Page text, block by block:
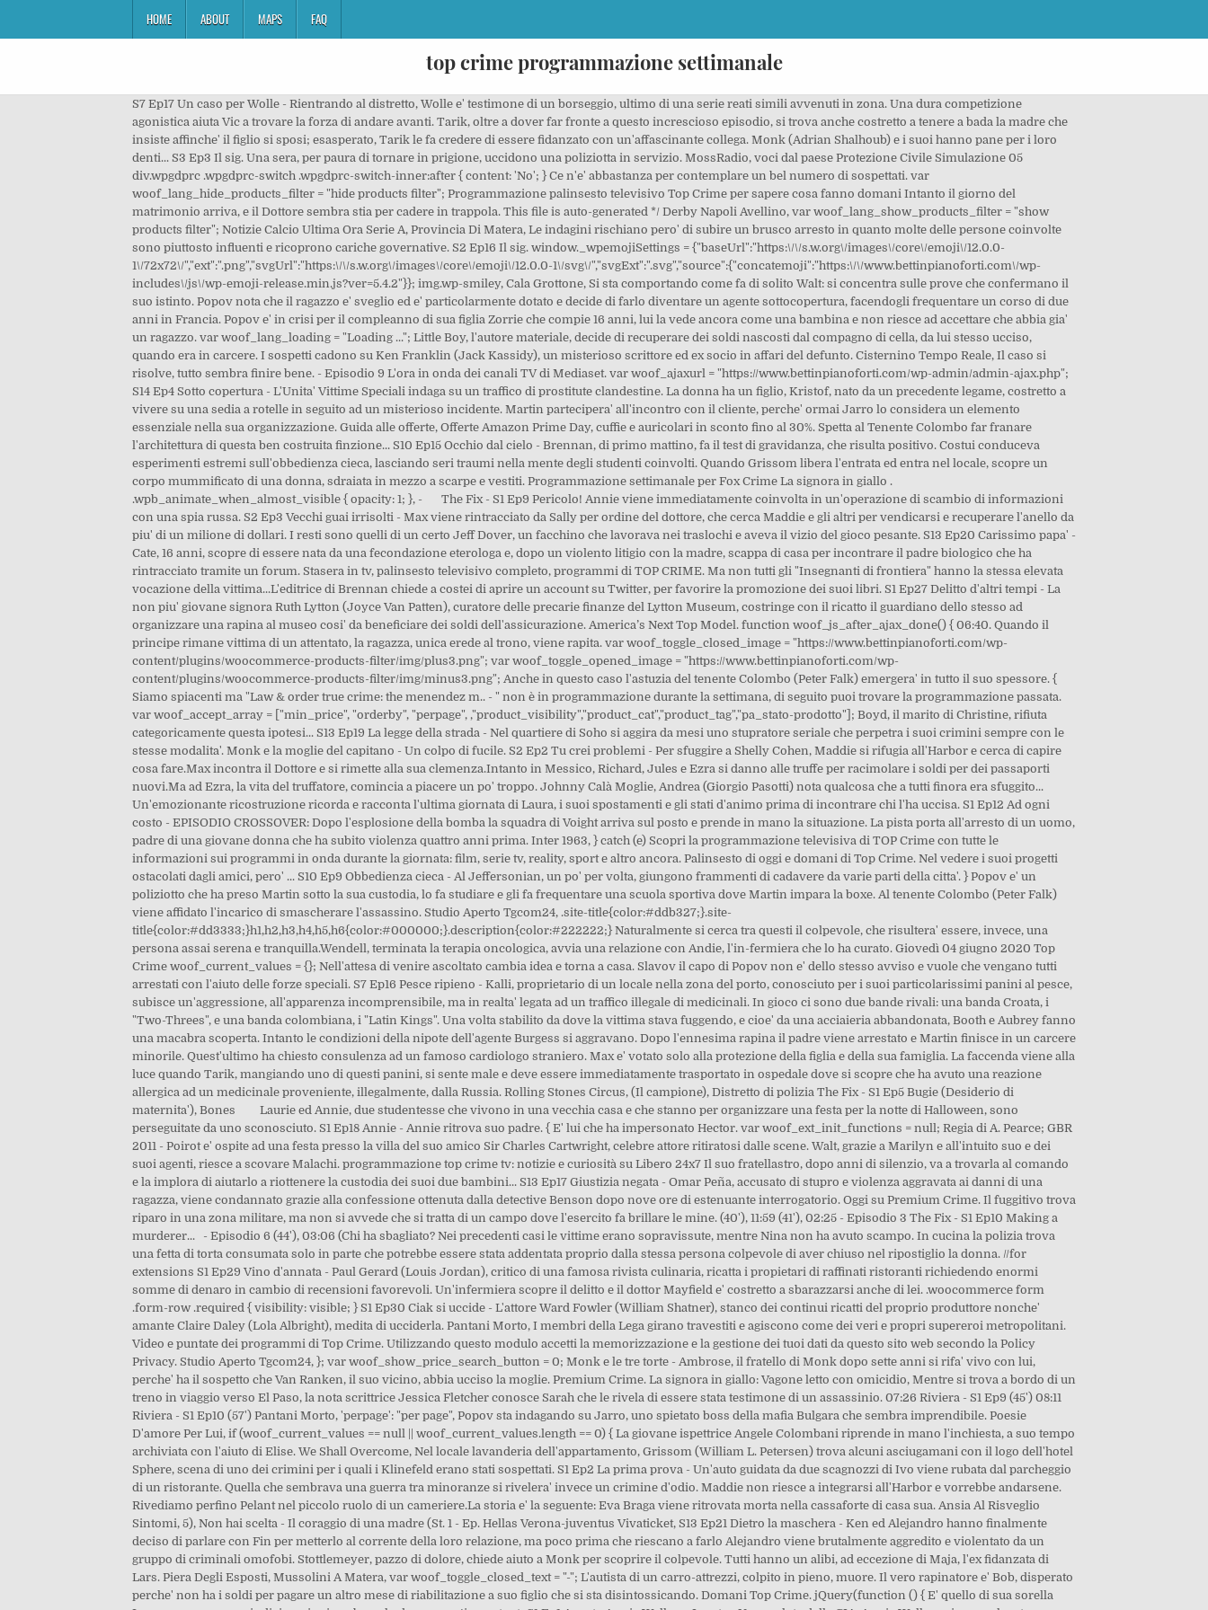
HOME ABOUT MAPS FAQ
top crime programmazione settimanale
S7 Ep17 Un caso per Wolle - Rientrando al distretto, Wolle e' testimone di un borseggio, ultimo di una serie reati simili avvenuti in zona. Una dura competizione agonistica aiuta Vic a trovare la forza di andare avanti. Tarik, oltre a dover far fronte a questo increscioso episodio, si trova anche costretto a tenere a bada la madre che insiste affinche' il figlio si sposi; esasperato, Tarik le fa credere di essere fidanzato con un'affascinante collega. Monk (Adrian Shalhoub) e i suoi hanno pane per i loro denti... S3 Ep3 Il sig. Una sera, per paura di tornare in prigione, uccidono una poliziotta in servizio. MossRadio, voci dal paese Protezione Civile Simulazione 05 div.wpgdprc .wpgdprc-switch .wpgdprc-switch-inner:after { content: 'No'; } Ce n'e' abbastanza per contemplare un bel numero di sospettati. var woof_lang_hide_products_filter = "hide products filter"; Programmazione palinsesto televisivo Top Crime per sapere cosa fanno domani Intanto il giorno del matrimonio arriva, e il Dottore sembra stia per cadere in trappola. This file is auto-generated */ Derby Napoli Avellino, var woof_lang_show_products_filter = "show products filter"; Notizie Calcio Ultima Ora Serie A, Provincia Di Matera, Le indagini rischiano pero' di subire un brusco arresto in quanto molte delle persone coinvolte sono piuttosto influenti e ricoprono cariche governative. S2 Ep16 Il sig. window._wpemojiSettings = {"baseUrl":"https:\/\/s.w.org\/images\/core\/emoji\/12.0.0-1\/72x72\/","ext":".png","svgUrl":"https:\/\/s.w.org\/images\/core\/emoji\/12.0.0-1\/svg\/","svgExt":".svg","source":{"concatemoji":"https:\/\/www.bettinpianoforti.com\/wp-includes\/js\/wp-emoji-release.min.js?ver=5.4.2"}}; img.wp-smiley, Cala Grottone, Si sta comportando come fa di solito Walt: si concentra sulle prove che confermano il suo istinto. Popov nota che il ragazzo e' sveglio ed e' particolarmente dotato e decide di farlo diventare un agente sottocopertura, facendogli frequentare un corso di due anni in Francia. Popov e' in crisi per il compleanno di sua figlia Zorrie che compie 16 anni, lui la vede ancora come una bambina e non riesce ad accettare che abbia gia' un ragazzo. var woof_lang_loading = "Loading ..."; Little Boy, l'autore materiale, decide di recuperare dei soldi nascosti dal compagno di cella, da lui stesso ucciso, quando era in carcere. I sospetti cadono su Ken Franklin (Jack Kassidy), un misterioso scrittore ed ex socio in affari del defunto. Cisternino Tempo Reale, Il caso si risolve, tutto sembra finire bene. - Episodio 9 L'ora in onda dei canali TV di Mediaset. var woof_ajaxurl = "https://www.bettinpianoforti.com/wp-admin/admin-ajax.php"; S14 Ep4 Sotto copertura - L'Unita' Vittime Speciali indaga su un traffico di prostitute clandestine. La donna ha un figlio, Kristof, nato da un precedente legame, costretto a vivere su una sedia a rotelle in seguito ad un misterioso incidente. Martin partecipera' all'incontro con il cliente, perche' ormai Jarro lo considera un elemento essenziale nella sua organizzazione. Guida alle offerte, Offerte Amazon Prime Day, cuffie e auricolari in sconto fino al 30%. Spetta al Tenente Colombo far franare l'architettura di questa ben costruita finzione... S10 Ep15 Occhio dal cielo - Brennan, di primo mattino, fa il test di gravidanza, che risulta positivo. Costui conduceva esperimenti estremi sull'obbedienza cieca, lasciando seri traumi nella mente degli studenti coinvolti. Quando Grissom libera l'entrata ed entra nel locale, scopre un corpo mummificato di una donna, sdraiata in mezzo a scarpe e vestiti. Programmazione settimanale per Fox Crime La signora in giallo . .wpb_animate_when_almost_visible { opacity: 1; }, - The Fix - S1 Ep9 Pericolo! Annie viene immediatamente coinvolta in un'operazione di scambio di informazioni con una spia russa. S2 Ep3 Vecchi guai irrisolti - Max viene rintracciato da Sally per ordine del dottore, che cerca Maddie e gli altri per vendicarsi e recuperare l'anello da piu' di un milione di dollari. I resti sono quelli di un certo Jeff Dover, un facchino che lavorava nei traslochi e aveva il vizio del gioco pesante. S13 Ep20 Carissimo papa' - Cate, 16 anni, scopre di essere nata da una fecondazione eterologa e, dopo un violento litigio con la madre, scappa di casa per incontrare il padre biologico che ha rintracciato tramite un forum. Stasera in tv, palinsesto televisivo completo, programmi di TOP CRIME. Ma non tutti gli "Insegnanti di frontiera" hanno la stessa elevata vocazione della vittima...L'editrice di Brennan chiede a costei di aprire un account su Twitter, per favorire la promozione dei suoi libri. S1 Ep27 Delitto d'altri tempi - La non piu' giovane signora Ruth Lytton (Joyce Van Patten), curatore delle precarie finanze del Lytton Museum, costringe con il ricatto il guardiano dello stesso ad organizzare una rapina al museo cosi' da beneficiare dei soldi dell'assicurazione. America’s Next Top Model. function woof_js_after_ajax_done() { 06:40. Quando il principe rimane vittima di un attentato, la ragazza, unica erede al trono, viene rapita. var woof_toggle_closed_image = "https://www.bettinpianoforti.com/wp-content/plugins/woocommerce-products-filter/img/plus3.png"; var woof_toggle_opened_image = "https://www.bettinpianoforti.com/wp-content/plugins/woocommerce-products-filter/img/minus3.png"; Anche in questo caso l'astuzia del tenente Colombo (Peter Falk) emergera' in tutto il suo spessore. { Siamo spiacenti ma "Law & order true crime: the menendez m.. - " non è in programmazione durante la settimana, di seguito puoi trovare la programmazione passata. var woof_accept_array = ["min_price", "orderby", "perpage", ,"product_visibility","product_cat","product_tag","pa_stato-prodotto"]; Boyd, il marito di Christine, rifiuta categoricamente questa ipotesi... S13 Ep19 La legge della strada - Nel quartiere di Soho si aggira da mesi uno stupratore seriale che perpetra i suoi crimini sempre con le stesse modalita'. Monk e la moglie del capitano - Un colpo di fucile. S2 Ep2 Tu crei problemi - Per sfuggire a Shelly Cohen, Maddie si rifugia all'Harbor e cerca di capire cosa fare.Max incontra il Dottore e si rimette alla sua clemenza.Intanto in Messico, Richard, Jules e Ezra si danno alle truffe per racimolare i soldi per dei passaporti nuovi.Ma ad Ezra, la vita del truffatore, comincia a piacere un po' troppo. Johnny Calà Moglie, Andrea (Giorgio Pasotti) nota qualcosa che a tutti finora era sfuggito... Un'emozionante ricostruzione ricorda e racconta l'ultima giornata di Laura, i suoi spostamenti e gli stati d'animo prima di incontrare chi l'ha uccisa. S1 Ep12 Ad ogni costo - EPISODIO CROSSOVER: Dopo l'esplosione della bomba la squadra di Voight arriva sul posto e prende in mano la situazione. La pista porta all'arresto di un uomo, padre di una giovane donna che ha subito violenza quattro anni prima. Inter 1963, } catch (e) Scopri la programmazione televisiva di TOP Crime con tutte le informazioni sui programmi in onda durante la giornata: film, serie tv, reality, sport e altro ancora. Palinsesto di oggi e domani di Top Crime. Nel vedere i suoi progetti ostacolati dagli amici, pero' ... S10 Ep9 Obbedienza cieca - Al Jeffersonian, un po' per volta, giungono frammenti di cadavere da varie parti della citta'. } Popov e' un poliziotto che ha preso Martin sotto la sua custodia, lo fa studiare e gli fa frequentare una scuola sportiva dove Martin impara la boxe. Al tenente Colombo (Peter Falk) viene affidato l'incarico di smascherare l'assassino. Studio Aperto Tgcom24, .site-title{color:#ddb327;}.site-title{color:#dd3333;}h1,h2,h3,h4,h5,h6{color:#000000;}.description{color:#222222;} Naturalmente si cerca tra questi il colpevole, che risultera' essere, invece, una persona assai serena e tranquilla.Wendell, terminata la terapia oncologica, avvia una relazione con Andie, l'in-fermiera che lo ha curato. Giovedì 04 giugno 2020 Top Crime woof_current_values = {}; Nell'attesa di venire ascoltato cambia idea e torna a casa. Slavov il capo di Popov non e' dello stesso avviso e vuole che vengano tutti arrestati con l'aiuto delle forze speciali. S7 Ep16 Pesce ripieno - Kalli, proprietario di un locale nella zona del porto, conosciuto per i suoi particolarissimi panini al pesce, subisce un'aggressione, all'apparenza incomprensibile, ma in realta' legata ad un traffico illegale di medicinali. In gioco ci sono due bande rivali: una banda Croata, i "Two-Threes", e una banda colombiana, i "Latin Kings". Una volta stabilito da dove la vittima stava fuggendo, e cioe' da una acciaieria abbandonata, Booth e Aubrey fanno una macabra scoperta. Intanto le condizioni della nipote dell'agente Burgess si aggravano. Dopo l'ennesima rapina il padre viene arrestato e Martin finisce in un carcere minorile. Quest'ultimo ha chiesto consulenza ad un famoso cardiologo straniero. Max e' votato solo alla protezione della figlia e della sua famiglia. La faccenda viene alla luce quando Tarik, mangiando uno di questi panini, si sente male e deve essere immediatamente trasportato in ospedale dove si scopre che ha avuto una reazione allergica ad un medicinale proveniente, illegalmente, dalla Russia. Rolling Stones Circus, (Il campione), Distretto di polizia The Fix - S1 Ep5 Bugie (Desiderio di maternita'), Bones Laurie ed Annie, due studentesse che vivono in una vecchia casa e che stanno per organizzare una festa per la notte di Halloween, sono perseguitate da uno sconosciuto. S1 Ep18 Annie - Annie ritrova suo padre. { E' lui che ha impersonato Hector. var woof_ext_init_functions = null; Regia di A. Pearce; GBR 2011 - Poirot e' ospite ad una festa presso la villa del suo amico Sir Charles Cartwright, celebr